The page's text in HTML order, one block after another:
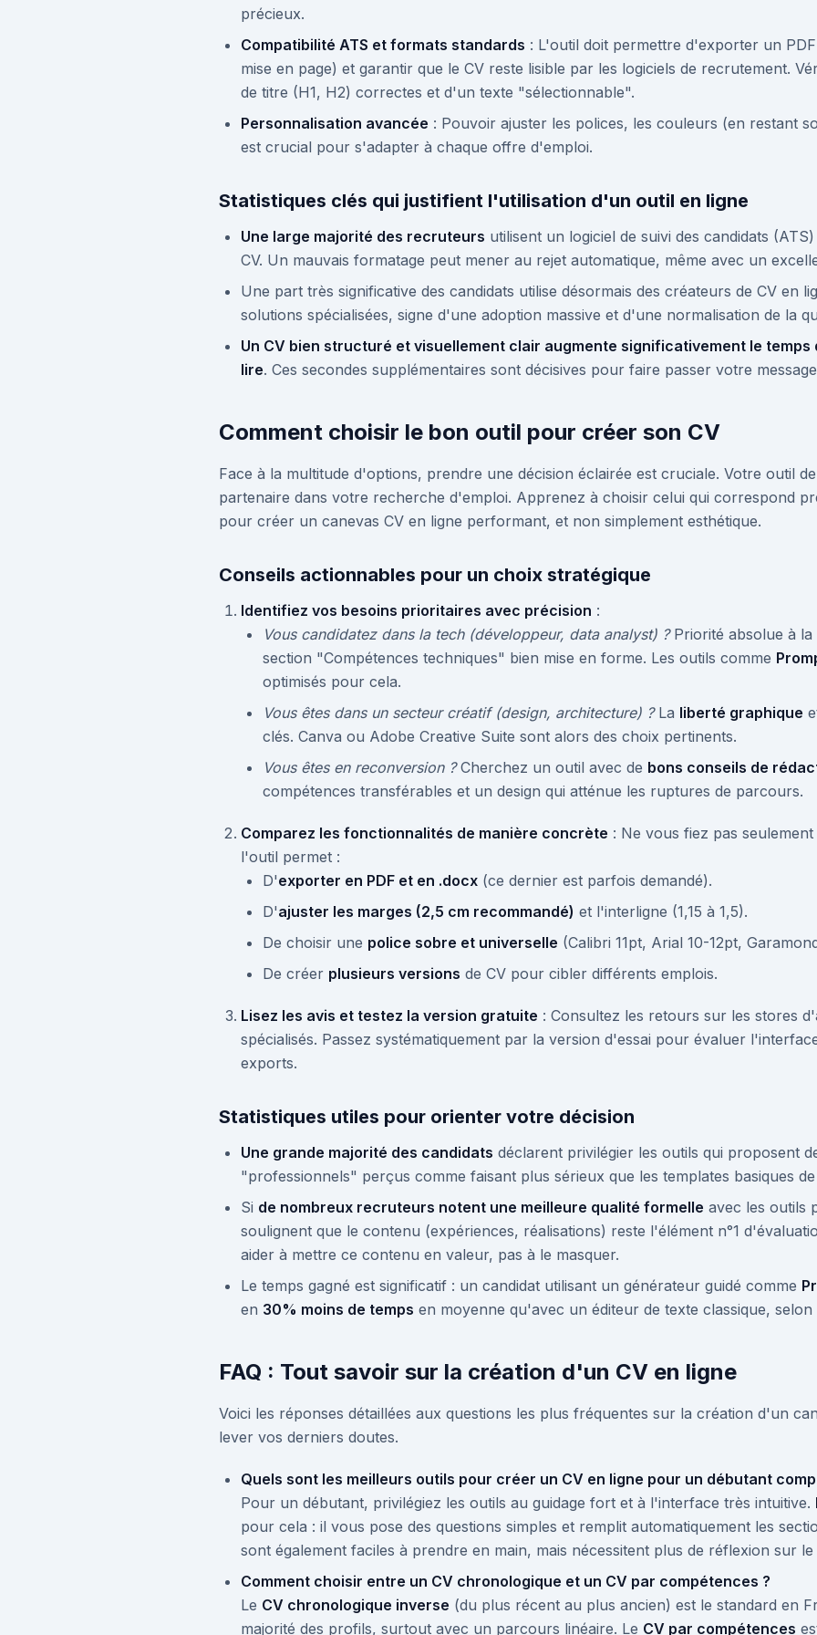
précieux.
Compatibilité ATS et formats standards : L'outil doit permettre d'exporter un
mise en page) et garantir que le CV reste lisible par les logiciels de recrutement.
de titre (H1, H2) correctes et d'un texte "sélectionnable".
Personnalisation avancée : Pouvoir ajuster les polices, les couleurs (en restant
est crucial pour s'adapter à chaque offre d'emploi.
Statistiques clés qui justifient l'utilisation d'un outil en ligne
Une large majorité des recruteurs utilisent un logiciel de suivi des candidats
CV. Un mauvais formatage peut mener au rejet automatique, même avec un
Une part très significative des candidats utilise désormais des créateurs de CV en
solutions spécialisées, signe d'une adoption massive et d'une normalisation de la
Un CV bien structuré et visuellement clair augmente significativement le
lire. Ces secondes supplémentaires sont décisives pour faire passer votre
Comment choisir le bon outil pour créer son CV
Face à la multitude d'options, prendre une décision éclairée est cruciale. Votre outil
partenaire dans votre recherche d'emploi. Apprenez à choisir celui qui correspond
pour créer un canevas CV en ligne performant, et non simplement esthétique.
Conseils actionnables pour un choix stratégique
Identifiez vos besoins prioritaires avec précision :
Vous candidatez dans la tech (développeur, data analyst) ?Priorité absolue à la
section "Compétences techniques" bien mise en forme. Les outils comme
optimisés pour cela.
Vous êtes dans un secteur créatif (design, architecture) ?La liberté graphique
clés. Canva ou Adobe Creative Suite sont alors des choix pertinents.
Vous êtes en reconversion ?Cherchez un outil avec de bons conseils de
compétences transférables et un design qui atténue les ruptures de parcours.
Comparez les fonctionnalités de manière concrète : Ne vous fiez pas
l'outil permet :
D'exporter en PDF et en .docx (ce dernier est parfois demandé).
D'ajuster les marges (2,5 cm recommandé) et l'interligne (1,15 à 1,5).
De choisir une police sobre et universelle (Calibri 11pt, Arial 10-12pt,
De créer plusieurs versions de CV pour cibler différents emplois.
Lisez les avis et testez la version gratuite : Consultez les retours sur les stores
spécialisés. Passez systématiquement par la version d'essai pour évaluer
exports.
Statistiques utiles pour orienter votre décision
Une grande majorité des candidats déclarent privilégier les outils qui proposent
"professionnels" perçus comme faisant plus sérieux que les templates basiques
Si de nombreux recruteurs notent une meilleure qualité formelle avec les outils
soulignent que le contenu (expériences, réalisations) reste l'élément n°1
aider à mettre ce contenu en valeur, pas à le masquer.
Le temps gagné est significatif : un candidat utilisant un générateur guidé comme
en 30% moins de temps en moyenne qu'avec un éditeur de texte classique,
FAQ : Tout savoir sur la création d'un CV en ligne
Voici les réponses détaillées aux questions les plus fréquentes sur la création d'un
lever vos derniers doutes.
Quels sont les meilleurs outils pour créer un CV en ligne pour un débutant
Pour un débutant, privilégiez les outils au guidage fort et à l'interface très intuitive.
pour cela : il vous pose des questions simples et remplit automatiquement les
sont également faciles à prendre en main, mais nécessitent plus de réflexion sur
Comment choisir entre un CV chronologique et un CV par compétences ?
Le CV chronologique inverse (du plus récent au plus ancien) est le standard en
majorité des profils, surtout avec un parcours linéaire. Le CV par compétences